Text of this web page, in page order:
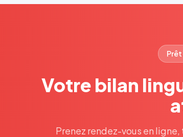
Prêt
Votre bilan
Prenez rendez-vous en